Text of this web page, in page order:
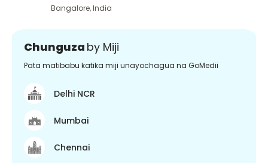
Bangalore,India
Chunguza by Miji
Pata matibabu katika miji unayochagua na GoMedii
Delhi NCR
Mumbai
Chennai